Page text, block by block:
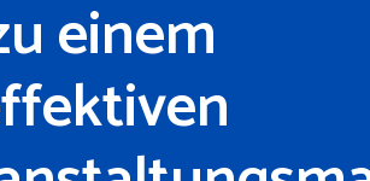
einem